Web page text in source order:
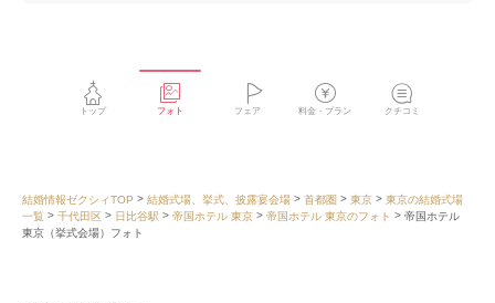
トップ フォト フェア 料金・プラン クチコミ
結婚情報ゼクシィTOP 結婚式場、挙式、披露宴会場 首都圏 東京
東京の結婚式場
一覧
千代田区 日比谷駅 帝国ホテル 東京 帝国ホテル 東京のフォト
帝国ホテル
東京（挙式会場）フォト